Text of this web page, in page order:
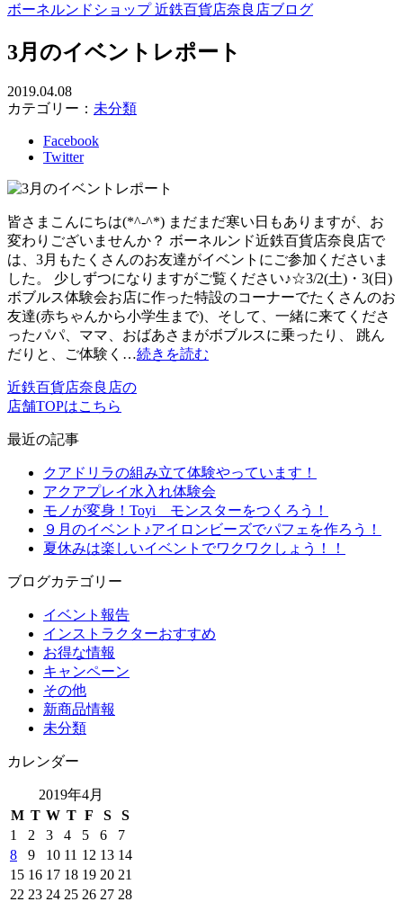
ボーネルンドショップ 近鉄百貨店奈良店ブログ
3月のイベントレポート
2019.04.08
カテゴリー： 未分類
Facebook
Twitter
皆さまこんにちは(*^-^*) まだまだ寒い日もありますが、お
変わりございませんか？ ボーネルンド近鉄百貨店奈良店で
は、3月もたくさんのお友達がイベントにご参加くださいま
した。 少しずつになりますがご覧ください♪☆3/2(土)・3(日)
ボブルス体験会お店に作った特設のコーナーでたくさんのお
友達(赤ちゃんから小学生まで)、そして、一緒に来てくださ
ったパパ、ママ、おばあさまがボブルスに乗ったり、 跳ん
だりと、ご体験く…続きを読む
近鉄百貨店奈良店の
店舗TOPはこちら
最近の記事
クアドリラの組み立て体験やっています！
アクアプレイ水入れ体験会
モノが変身！Toyi モンスターをつくろう！
９月のイベント♪アイロンビーズでパフェを作ろう！
夏休みは楽しいイベントでワクワクしょう！！
ブログカテゴリー
イベント報告
インストラクターおすすめ
お得な情報
キャンペーン
その他
新商品情報
未分類
カレンダー
2019年4月
M T W T F S
S
1
2 3 4 5 6
7
8
9 10 11 12 13 14
15 16 17 18 19 20 21
22 23 24 25 26 27 28